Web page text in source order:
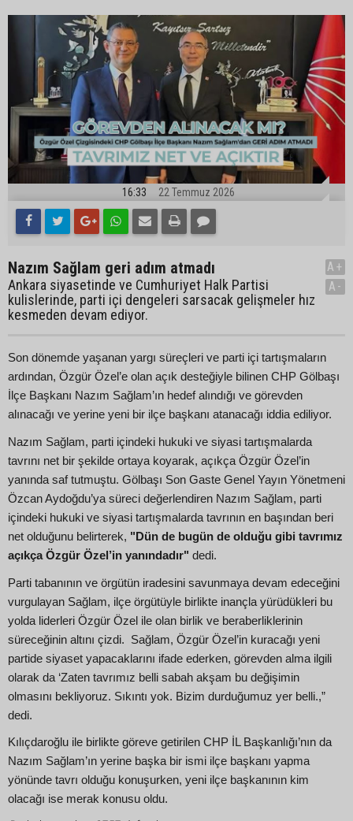
16:33 22 Temmuz 2026
Nazım Sağlam geri adım atmadı
Ankara siyasetinde ve Cumhuriyet Halk Partisi
kulislerinde, parti içi dengeleri sarsacak gelişmeler hız
kesmeden devam ediyor.
A+
A-
Son dönemde yaşanan yargı süreçleri ve parti içi tartışmaların
ardından, Özgür Özel’e olan açık desteğiyle bilinen CHP Gölbaşı
İlçe Başkanı Nazım Sağlam’ın hedef alındığı ve görevden
alınacağı ve yerine yeni bir ilçe başkanı atanacağı iddia ediliyor.
Nazım Sağlam, parti içindeki hukuki ve siyasi tartışmalarda
tavrını net bir şekilde ortaya koyarak, açıkça Özgür Özel’in
yanında saf tutmuştu. Gölbaşı Son Gaste Genel Yayın Yönetmeni
Özcan Aydoğdu’ya süreci değerlendiren Nazım Sağlam, parti
içindeki hukuki ve siyasi tartışmalarda tavrının en başından beri
net olduğunu belirterek, "Dün de bugün de olduğu gibi tavrımız
açıkça Özgür Özel’in yanındadır" dedi.
Parti tabanının ve örgütün iradesini savunmaya devam edeceğini
vurgulayan Sağlam, ilçe örgütüyle birlikte inançla yürüdükleri bu
yolda liderleri Özgür Özel ile olan birlik ve beraberliklerinin
süreceğinin altını çizdi. Sağlam, Özgür Özel’in kuracağı yeni
partide siyaset yapacaklarını ifade ederken, görevden alma ilgili
olarak da ‘Zaten tavrımız belli sabah akşam bu değişimin
olmasını bekliyoruz. Sıkıntı yok. Bizim durduğumuz yer belli.,”
dedi.
Kılıçdaroğlu ile birlikte göreve getirilen CHP İL Başkanlığı’nın da
Nazım Sağlam’ın yerine başka bir ismi ilçe başkanı yapma
yönünde tavrı olduğu konuşurken, yeni ilçe başkanının kim
olacağı ise merak konusu oldu.